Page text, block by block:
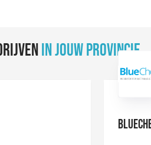
IN JOUW PROVINCIE